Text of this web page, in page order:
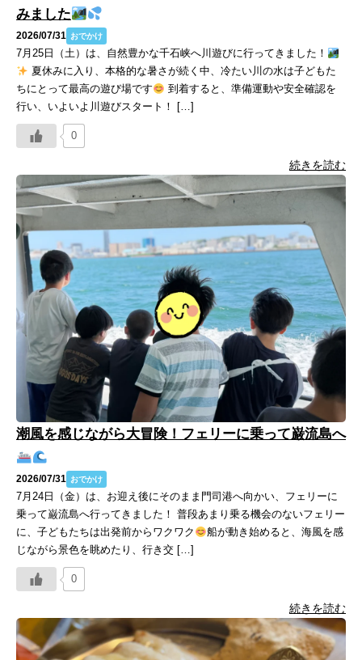
みました
2026/07/31 おでかけ
7月25日（土）は、自然豊かな千石峡へ川遊びに行ってきました！
夏休みに入り、本格的な暑さが続く中、冷たい川の水は子どもた
ちにとって最高の遊び場です
到着すると、準備運動や安全確認を
行い、いよいよ川遊びスタート！ […]
0
続きを読む
潮風を感じながら大冒険！フェリーに乗って巌流島へ
2026/07/31 おでかけ
7月24日（金）は、お迎え後にそのまま門司港へ向かい、フェリーに
乗って巌流島へ行ってきました！ 普段あまり乗る機会のないフェリー
に、子どもたちは出発前からワクワク
船が動き始めると、海風を感
じながら景色を眺めたり、行き交 […]
0
続きを読む